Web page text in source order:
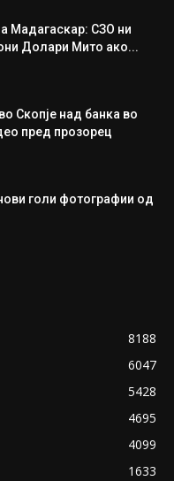
Мадагаскар: СЗО ни
Долари Мито ако...
Скопје над банка во
пред прозорец
голи фотографии од
8188
6047
5428
4695
4099
1633